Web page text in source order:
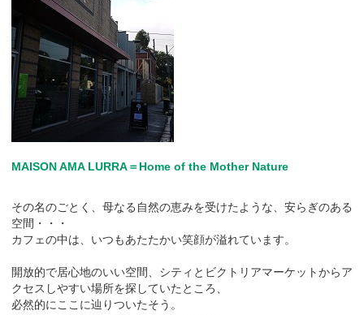
MAISON AMA LURRA＝Home of the Mother Nature
その名のごとく、母なる自然の恵みを受けたような、安らぎのある
空間・・・
カフェの中は、いつもあたたかい笑顔が溢れています。
開放的で居心地のいい空間、シティとビクトリアマーケットからア
クセスしやすい場所を探していたところ、
必然的にここに辿りついたそう。